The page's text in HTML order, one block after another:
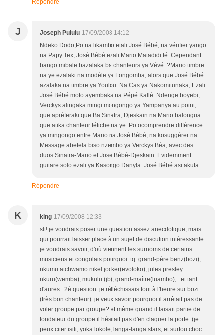
Répondre
J Joseph Pululu 17/09/2008 14:12
Ndeko Dodo,Po na likambo etali José Bébé, na vérifier yango
na Papy Tex, José Bébé ezali Mario Matadidi té. Cependant
bango mibale bazalaka ba chanteurs ya Vévé. ?Mario timbre
na ye ezalaki na modèle ya Longomba, alors que José Bébé
azalaka na timbre ya Youlou. Na Cas ya Nakomitunaka, Ezali
José Bébé moto ayembaka na Pépé Kallé. Ndenge boyebi,
Verckys alingaka mingi mongongo ya Yampanya au point,
que apréferaki que Ba Sinatra, Djeskain na Mario balongua
que atika chanteur fétiche na ye. Po ocomprendre différence
ya mingongo entre Mario na José Bébé, na kosuggérer na
Message abetela biso nzembo ya Verckys Béa, avec des
duos Sinatra-Mario et José Bébé-Djeskain. Evidemment
guitare solo ezali ya Kasongo Danyla. José Bébé asi akufa.
Répondre
K king 17/09/2008 12:33
slt! je voudrais poser une question assez anecdotique, mais
qui pourrait laisser place à un sujet de discution intéressante.
je voudrais savoir, d'où viennent les surnoms de certains
musiciens et congolais pourquoi. tq: grand-père benz(bozi),
nkumu atchwamo nikel jocker(evoloko), jules presley
nkuru(wemba), mukulu (jb), grand-maître(luambo),...et tant
d'aures...2è question: je réfléchissais tout à l'heure sur bozi
(très bon chanteur). je veux savoir pourquoi il arrêtait pas de
voler groupe par groupe? et même quand il faisait partie de
fondateur du groupe il hésitait pas d'en claquer la porte. (je
peux citer isifi, yoka lokole, langa-langa stars, et surtou choc